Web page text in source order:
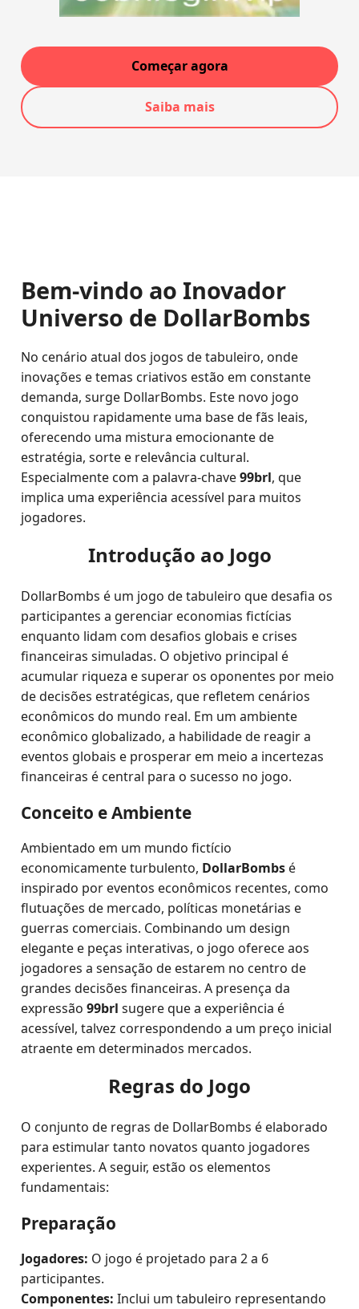
Começar agora
Saiba mais
Bem-vindo ao Inovador
Universo de DollarBombs
No cenário atual dos jogos de tabuleiro, onde
inovações e temas criativos estão em constante
demanda, surge DollarBombs. Este novo jogo
conquistou rapidamente uma base de fãs leais,
oferecendo uma mistura emocionante de
estratégia, sorte e relevância cultural.
Especialmente com a palavra-chave99brl, que
implica uma experiência acessível para muitos
jogadores.
Introdução ao Jogo
DollarBombs é um jogo de tabuleiro que desafia os
participantes a gerenciar economias fictícias
enquanto lidam com desafios globais e crises
financeiras simuladas. O objetivo principal é
acumular riqueza e superar os oponentes por meio
de decisões estratégicas, que refletem cenários
econômicos do mundo real. Em um ambiente
econômico globalizado, a habilidade de reagir a
eventos globais e prosperar em meio a incertezas
financeiras é central para o sucesso no jogo.
Conceito e Ambiente
Ambientado em um mundo fictício
economicamente turbulento, DollarBombs é
inspirado por eventos econômicos recentes, como
flutuações de mercado, políticas monetárias e
guerras comerciais. Combinando um design
elegante e peças interativas, o jogo oferece aos
jogadores a sensação de estarem no centro de
grandes decisões financeiras. A presença da
expressão99brl sugere que a experiência é
acessível, talvez correspondendo a um preço inicial
atraente em determinados mercados.
Regras do Jogo
O conjunto de regras de DollarBombs é elaborado
para estimular tanto novatos quanto jogadores
experientes. A seguir, estão os elementos
fundamentais:
Preparação
Jogadores: O jogo é projetado para 2 a 6
participantes.
Componentes: Inclui um tabuleiro representando